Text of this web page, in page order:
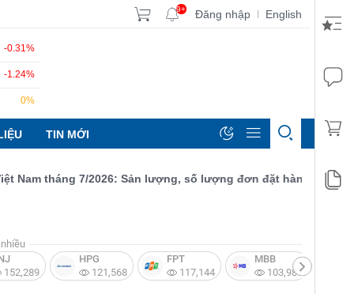
9+ Đăng nhập | English
-0.31%
-1.24%
0%
TIN MỚI
tháng 7/2026: Sản lượng, số lượng đơn đặt hàng mới và xuất
152,289
HPG
121,568
FPT
117,144
MBB
103,987